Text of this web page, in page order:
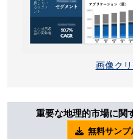
画像ク
重要な地理的市場に関
無料サンプ